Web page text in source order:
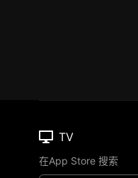
TV
在App Store 搜索